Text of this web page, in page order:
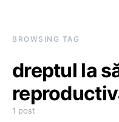
BROWSING TAG
dreptul la
1 post